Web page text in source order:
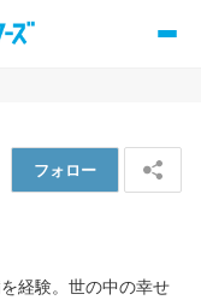
フォロー
経験。世の中の幸せ